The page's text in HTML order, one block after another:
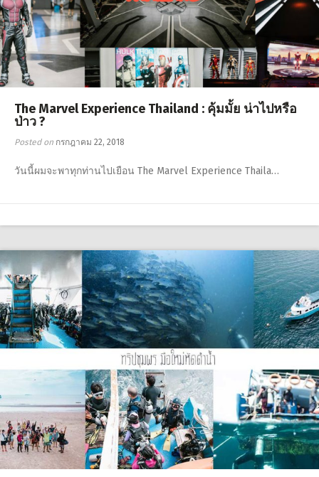
The Marvel Experience Thailand : คุ้มมั้ย น่าไปหรือ
ป่าว ?
Posted on กรกฎาคม 22, 2018
วันนี้ผมจะพาทุกท่านไปเยือน The Marvel Experience Thaila…